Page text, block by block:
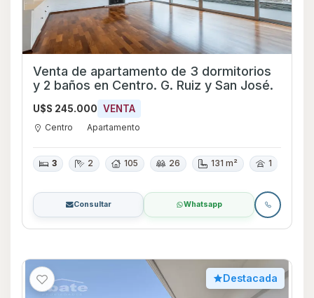
Venta de apartamento de 3 dormitorios
y 2 baños en Centro. G. Ruiz y San José.
U$S 245.000 VENTA
Centro Apartamento
3 2 105 26 131 m² 1
Consultar Whatsapp
Destacada